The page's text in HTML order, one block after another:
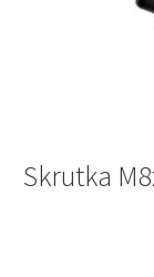
Skrutka